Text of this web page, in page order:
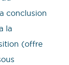
conclusion
la
(offre